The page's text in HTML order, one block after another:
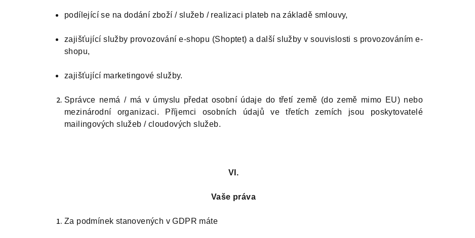
podílející se na dodání zboží / služeb / realizaci plateb na základě smlouvy,
zajišťující služby provozování e-shopu (Shoptet) a další služby v souvislosti s provozováním e-
shopu,
zajišťující marketingové služby.
Správce nemá / má v úmyslu předat osobní údaje do třetí země (do země mimo EU) nebo
mezinárodní organizaci. Příjemci osobních údajů ve třetích zemích jsou poskytovatelé
mailingových služeb / cloudových služeb.
VI.
Vaše práva
Za podmínek stanovených v GDPR máte